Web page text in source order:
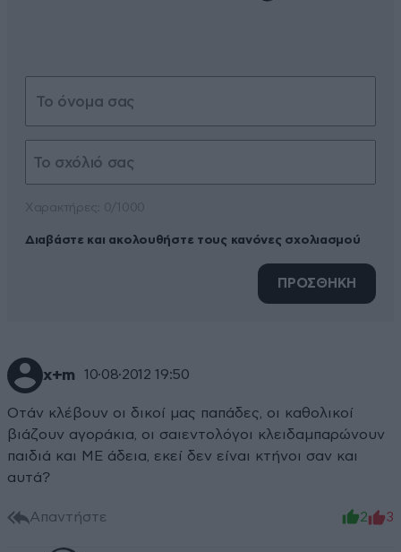
Διαβάστε και ακολουθήστε τους κανόνες σχολιασμού
ΠΡΟΣΘΗΚΗ
x+m 10·08·2012 19:50
Οτάν κλέβουν οι δικοί μας παπάδες, οι καθολικοί
βιάζουν αγοράκια, οι σαιεντολόγοι κλειδαμπαρώνουν
παιδιά και ΜΕ άδεια, εκεί δεν είναι κτήνοι σαν και
αυτά?
Απαντήστε 2 3